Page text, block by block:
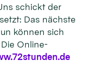
schickt der
Das nächste
können sich
Online-